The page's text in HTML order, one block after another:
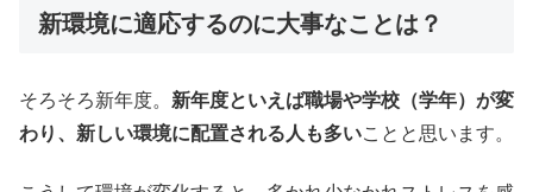
新環境に適応するのに大事なことは？
そろそろ新年度。 新年度といえば職場や学校（学年）が変
わり、新しい環境に配置される人も多いことと思います。